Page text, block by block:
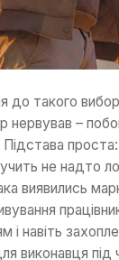
такого
нервував –
не надто
виявились
і навіть
виконавця під